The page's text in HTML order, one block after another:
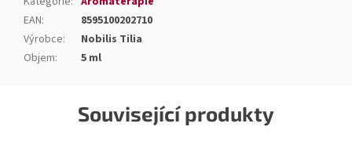
Související produkty
EAN:
8595100202710
Výrobce:
Nobilis Tilia
Objem: 5 ml